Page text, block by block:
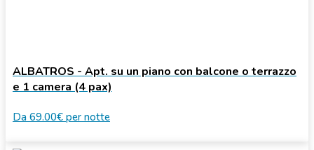
ALBATROS - Apt. su un piano con balcone o terrazzo
e 1 camera (4 pax)
Da 69.00€ per notte